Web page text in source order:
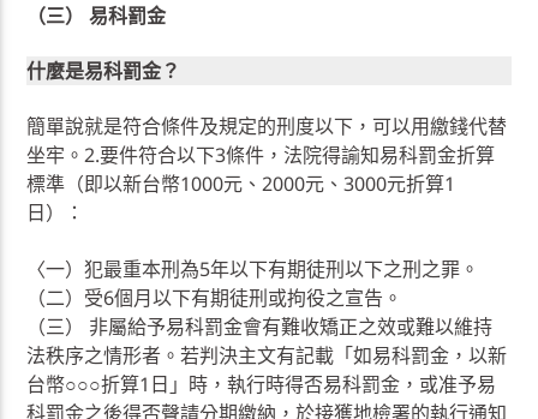
（三） 易科罰金
什麼是易科罰金？
簡單說就是符合條件及規定的刑度以下，可以用繳錢代替
坐牢。2.要件符合以下3條件，法院得諭知易科罰金折算
標準（即以新台幣1000元、2000元、3000元折算1
日）：
〈一）犯最重本刑為5年以下有期徒刑以下之刑之罪。
（二）受6個月以下有期徒刑或拘役之宣告。
（三） 非屬給予易科罰金會有難收矯正之效或難以維持
法秩序之情形者。若判決主文有記載「如易科罰金，以新
台幣○○○折算1日」時，執行時得否易科罰金，或准予易
科罰金之後得否聲請分期繳納，於接獲地檢署的執行通知